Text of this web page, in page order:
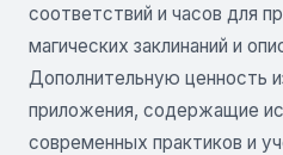
соответствий и часов для
магических заклинаний и
Дополнительную ценность
приложения, содержащие
современных практиков и